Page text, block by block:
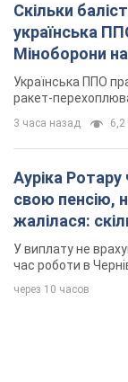
Скільки
українська
Міноборони
Українська ППО
ракет-
3 часа назад 6,2
Ауріка Ротару
свою пенсію,
жалілася:
співачка
У виплату не
час роботи в
через 10 часов